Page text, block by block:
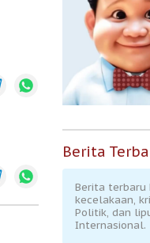
Berita
Berita terbaru
kecelakaan,
Politik, dan
Internasional.